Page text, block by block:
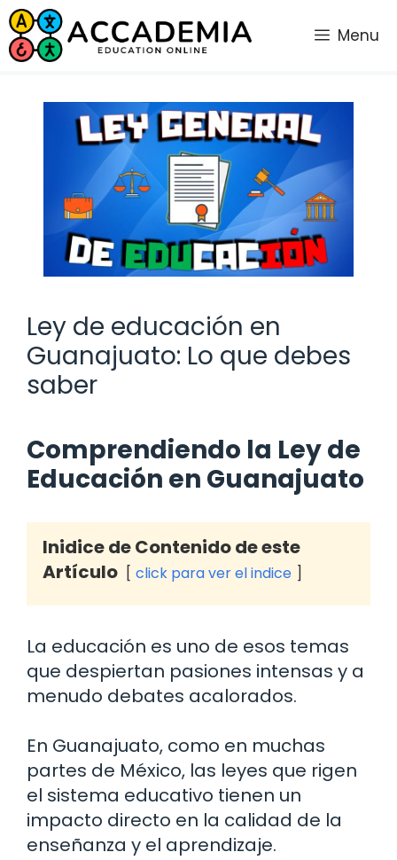
Saltar
al
contenido
Menu
Ley de educación en
Guanajuato: Lo que debes
saber
Comprendiendo la Ley de
Educación en Guanajuato
Inidice de Contenido de este
Artículo
click para ver el indice
La educación es uno de esos temas
que despiertan pasiones intensas y a
menudo debates acalorados.
En Guanajuato, como en muchas
partes de México, las leyes que rigen
el sistema educativo tienen un
impacto directo en la calidad de la
enseñanza y el aprendizaje.